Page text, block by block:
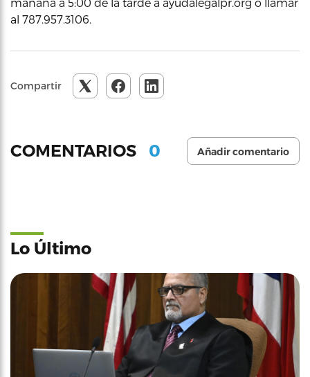
al 787.957.3106.
Compartir
COMENTARIOS 0 Añadir comentario
Lo Último